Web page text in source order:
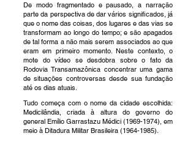
De modo fragmentado e pausado, a narração
parte da perspectiva de dar vários significados, já
que o nome das coisas, dos lugares e das vias se
transformam ao longo do tempo; e são apagados
de tal forma a não mais serem associados ao que
eram em primeiro momento. Neste contexto, o
mote do vídeo se desdobra sobre o fato da
Rodovia Transamazônica concentrar uma gama
de situações controversas desde sua fundação
até os dias atuais.
Tudo começa com o nome da cidade escolhida:
Medicilândia, criada à altura do governo do
general Emílio Garrastazu Médici (1969-1974), em
meio à Ditadura Militar Brasileira (1964-1985).